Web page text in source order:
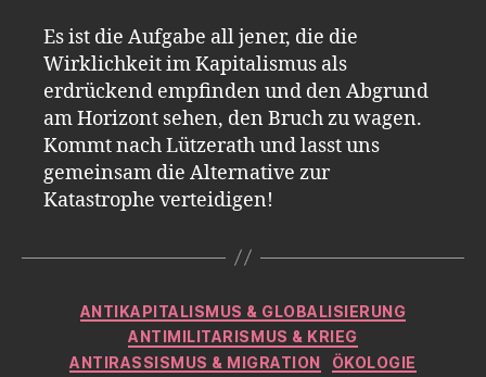
Es ist die Aufgabe all jener, die die
Wirklichkeit im Kapitalismus als
erdrückend empfinden und den Abgrund
am Horizont sehen, den Bruch zu wagen.
Kommt nach Lützerath und lasst uns
gemeinsam die Alternative zur
Katastrophe verteidigen!
Kategorien
ANTIKAPITALISMUS & GLOBALISIERUNG
ANTIMILITARISMUS & KRIEG
ANTIRASSISMUS & MIGRATION
ÖKOLOGIE